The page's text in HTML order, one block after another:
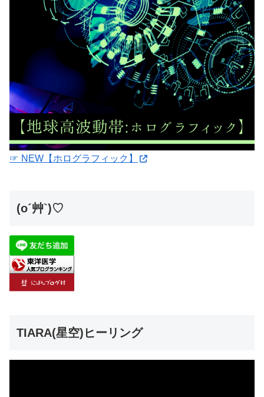
☞ NEW【ホログラフィック】
(o´艸`)♡
TIARA(星空)ヒーリング